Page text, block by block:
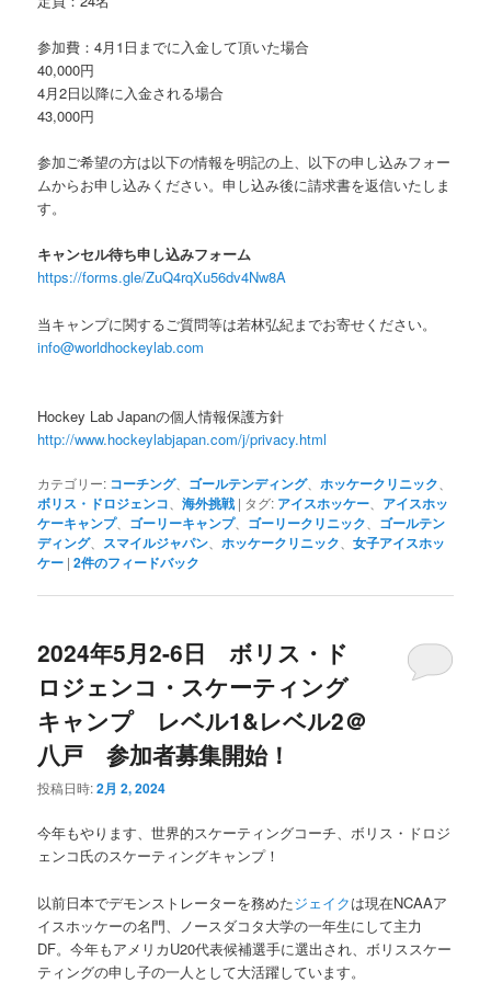
参加費：4月1日までに入金して頂いた場合
40,000円
4月2日以降に入金される場合
43,000円
参加ご希望の方は以下の情報を明記の上、以下の申し込みフォー
ムからお申し込みください。申し込み後に請求書を返信いたしま
す。
キャンセル待ち申し込みフォーム
https://forms.gle/ZuQ4rqXu56dv4Nw8A
当キャンプに関するご質問等は若林弘紀までお寄せください。
info@worldhockeylab.com
Hockey Lab Japanの個人情報保護方針
http://www.hockeylabjapan.com/j/privacy.html
カテゴリー: コーチング、 ゴールテンディング、ホッケークリニック
ボリス・ドロジェンコ 、海外挑戦 | タグ: アイスホッケー
アイスホッ
ケーキャンプ、 ゴーリーキャンプ、 ゴーリークリニック
ゴールテン
ディング、 スマイルジャパン 、ホッケークリニック 、女子アイスホッ
ケー |2件のフィードバック
2024年5月2-6日 ボリス・ド
ロジェンコ・スケーティング
キャンプ レベル1&レベル2＠
八戸 参加者募集開始！
投稿日時:2月 2, 2024
今年もやります、世界的スケーティングコーチ、ボリス・ドロジ
ェンコ氏のスケーティングキャンプ！
以前日本でデモンストレーターを務めたジェイクは現在NCAAア
イスホッケーの名門、ノースダコタ大学の一年生にして主力
DF。今年もアメリカU20代表候補選手に選出され、ボリススケー
ティングの申し子の一人として大活躍しています。